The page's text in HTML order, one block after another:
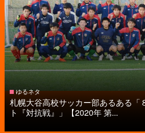
ゆるネタ
札幌大谷高校サッカー部あるある「
ト『対抗戦』」【2020年 第...